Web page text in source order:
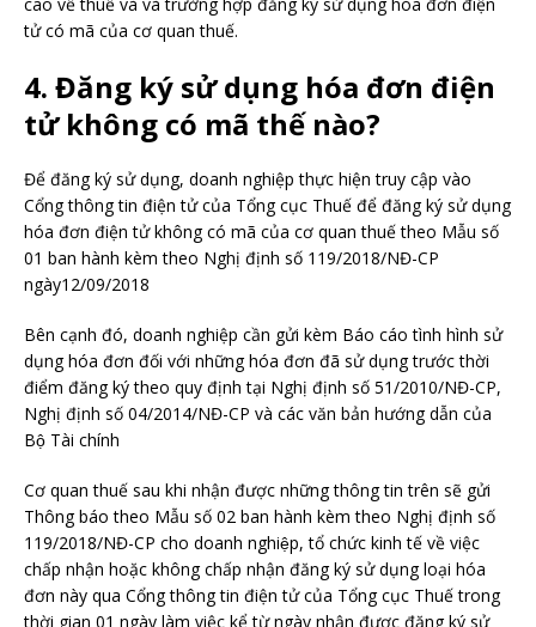
tử có mã của cơ quan thuế.
4. Đăng ký sử dụng hóa đơn điện
tử không có mã thế nào?
Để đăng ký sử dụng, doanh nghiệp thực hiện truy cập vào
Cổng thông tin điện tử của Tổng cục Thuế để đăng ký sử dụng
hóa đơn điện tử không có mã của cơ quan thuế theo Mẫu số
01 ban hành kèm theo Nghị định số 119/2018/NĐ-CP
ngày12/09/2018
Bên cạnh đó, doanh nghiệp cần gửi kèm Báo cáo tình hình sử
dụng hóa đơn đối với những hóa đơn đã sử dụng trước thời
điểm đăng ký theo quy định tại Nghị định số 51/2010/NĐ-CP,
Nghị định số 04/2014/NĐ-CP và các văn bản hướng dẫn của
Bộ Tài chính
Cơ quan thuế sau khi nhận được những thông tin trên sẽ gửi
Thông báo theo Mẫu số 02 ban hành kèm theo Nghị định số
119/2018/NĐ-CP cho doanh nghiệp, tổ chức kinh tế về việc
chấp nhận hoặc không chấp nhận đăng ký sử dụng loại hóa
đơn này qua Cổng thông tin điện tử của Tổng cục Thuế trong
thời gian 01 ngày làm việc kể từ ngày nhận được đăng ký sử